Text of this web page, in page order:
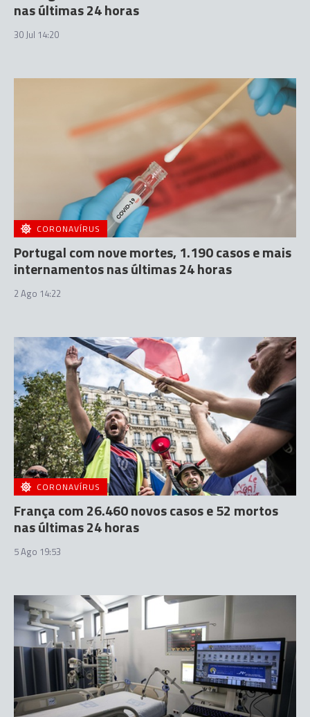
nas últimas 24 horas
30 Jul 14:20
CORONAVÍRUS
Portugal com nove mortes, 1.190 casos e mais
internamentos nas últimas 24 horas
2 Ago 14:22
CORONAVÍRUS
França com 26.460 novos casos e 52 mortos
nas últimas 24 horas
5 Ago 19:53